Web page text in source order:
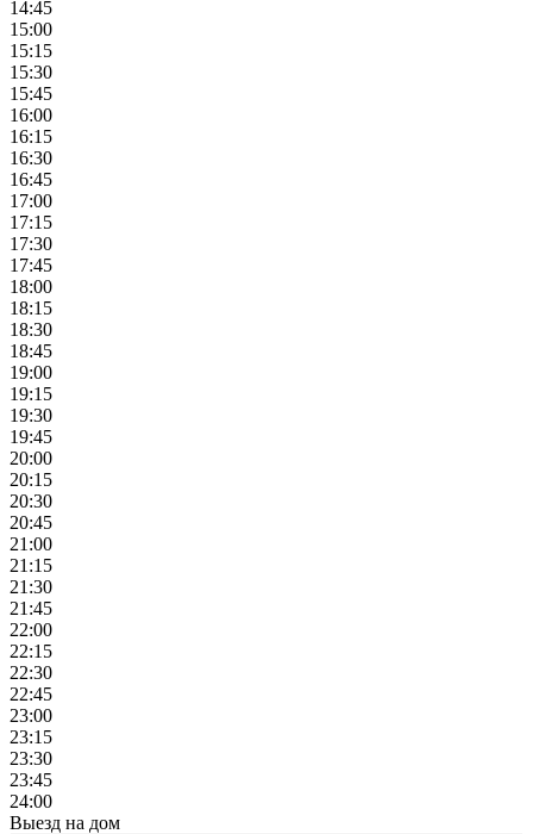
14:45
15:00
15:15
15:30
15:45
16:00
16:15
16:30
16:45
17:00
17:15
17:30
17:45
18:00
18:15
18:30
18:45
19:00
19:15
19:30
19:45
20:00
20:15
20:30
20:45
21:00
21:15
21:30
21:45
22:00
22:15
22:30
22:45
23:00
23:15
23:30
23:45
24:00
Выезд на дом